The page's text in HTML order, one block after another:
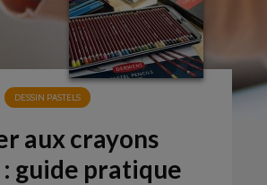
DESSIN PASTELS
aux crayons
guide pratique